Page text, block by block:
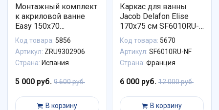
Монтажный комплект
к акриловой ванне
Easy 150x70
ZRU9302906 Roca
Код товара: 5856
Артикул: ZRU9302906
Страна: Испания
5 000 руб. 9 600 руб.
В корзину
Каркас для ванны
Jacob Delafon Elise
170x75 см SF6010RU-
NF
Код товара: 5670
Артикул: SF6010RU-NF
Страна: Франция
6 000 руб. 12 000 руб.
В корзину